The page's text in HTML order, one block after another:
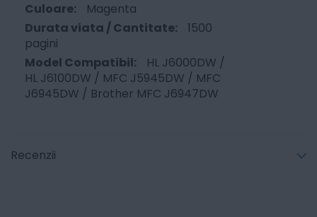
Magenta
1500
pagini
HL J6000DW /
HL J6100DW / MFC J5945DW / MFC
J6945DW / Brother MFC J6947DW
Recenzii